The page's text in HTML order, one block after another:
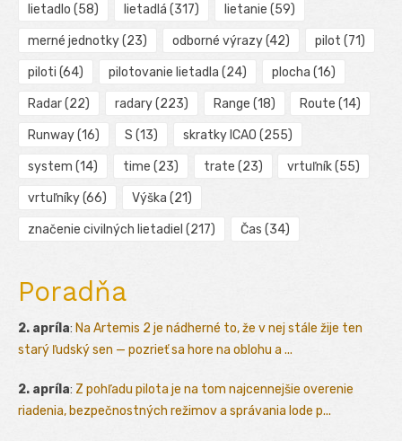
lietadlo (58) lietadlá (317) lietanie (59)
merné jednotky(23) odborné výrazy(42) pilot (71)
piloti (64) pilotovanie lietadla (24) plocha (16)
Radar(22) radary(223) Range (18) Route (14)
Runway(16) S (13) skratky ICAO (255)
system (14) time (23) trate (23) vrtuľník(55)
vrtuľníky(66) Výška (21)
značenie civilných lietadiel (217) Čas (34)
Poradňa
2. apríla: Na Artemis 2 je nádherné to, že v nej stále žije ten
starý ľudský sen — pozrieť sa hore na oblohu a ...
2. apríla: Z pohľadu pilota je na tom najcennejšie overenie
riadenia, bezpečnostných režimov a správania lode p...